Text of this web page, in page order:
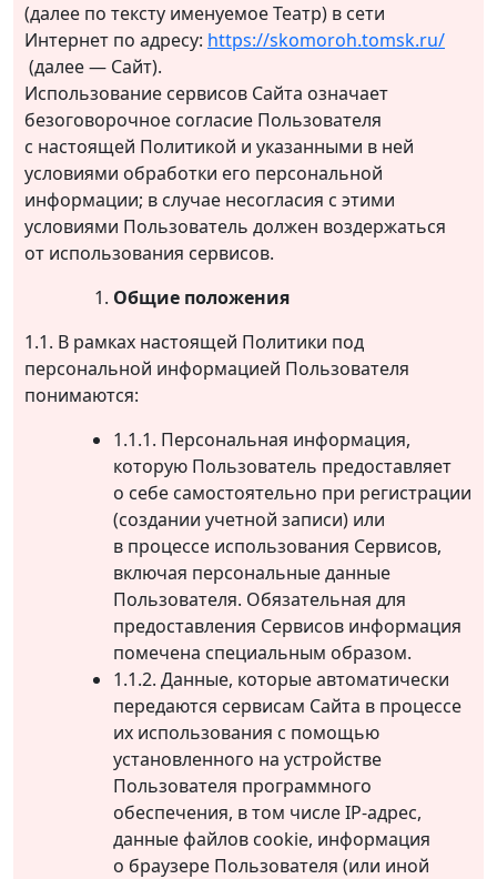
(далее по тексту именуемое Театр) в сети
Интернет по адресу: https://skomoroh.tomsk.ru/
(далее — Сайт).
Использование сервисов Сайта означает
безоговорочное согласие Пользователя
с настоящей Политикой и указанными в ней
условиями обработки его персональной
информации; в случае несогласия с этими
условиями Пользователь должен воздержаться
от использования сервисов.
Общие положения
1.1. В рамках настоящей Политики под
персональной информацией Пользователя
понимаются:
1.1.1. Персональная информация,
которую Пользователь предоставляет
о себе самостоятельно при регистрации
(создании учетной записи) или
в процессе использования Сервисов,
включая персональные данные
Пользователя. Обязательная для
предоставления Сервисов информация
помечена специальным образом.
1.1.2. Данные, которые автоматически
передаются сервисам Сайта в процессе
их использования с помощью
установленного на устройстве
Пользователя программного
обеспечения, в том числе IP-адрес,
данные файлов cookie, информация
о браузере Пользователя (или иной